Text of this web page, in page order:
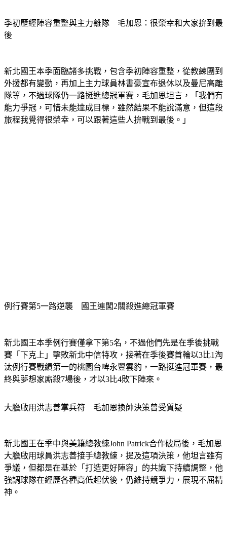
季初歷經陣容重整與主力離隊　毛加恩：很榮幸和大家拚到最
後
新北國王本季面臨諸多挑戰，包含季初陣容重整，從教練團到
外援都有變動，再加上主力球員林書豪宣布退休以及曼尼高離
隊等，不過球隊仍一路挺進總冠軍賽，毛加恩坦言，「我們有
能力爭冠，可惜未能達成目標，雖然結果不能說滿意，但這段
旅程我覺得很榮幸，可以跟著這些人拚戰到最後。」
例行賽第5一路逆襲　國王連闖2關殺進總冠軍賽
新北國王本季例行賽僅拿下第5名，不過他們先是在季後挑戰
賽「下克上」擊敗新北中信特攻，接著在季後賽首輪以3比1淘
汰例行賽戰績第一的桃園台啤永豐雲豹，一路挺進冠軍賽，最
終與夢想家廝殺7場後，才以3比4敗下陣來。
大膽啟用洪志善掌兵符　毛加恩換帥決策曾受質疑
新北國王在季中與美籍總教練John Patrick合作破局後，毛加恩
大膽啟用球員洪志善接手總教練，提及這項決策，他坦言雖有
爭議，但都是在基於「打造更好陣容」的共識下持續調整，他
強調球隊在經歷各種高低起伏後，仍維持競爭力，展現不屈精
神。